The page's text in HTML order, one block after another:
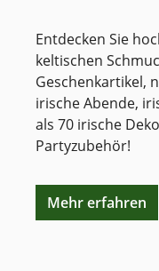
Entdecken Sie
keltischen
Geschenkartikel,
irische Abende,
als 70 irische
Partyzubehör!
Mehr erfahren